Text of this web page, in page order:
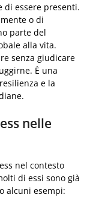
di essere presenti.
o di
parte del
alla vita.
senza giudicare
È una
e la
nelle
nel contesto
di essi sono già
alcuni esempi: